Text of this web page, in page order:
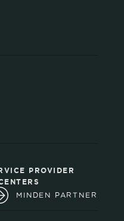
PROVIDER
MINDEN PARTNER